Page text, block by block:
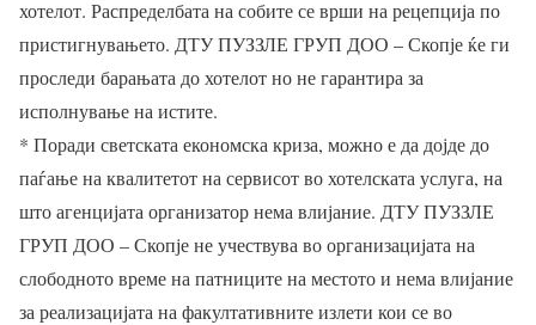
хотелот. Распределбата на собите се врши на рецепција по
пристигнувањето. ДТУ ПУЗЗЛЕ ГРУП ДОО – Скопје ќе ги
проследи барањата до хотелот но не гарантира за
исполнување на истите.
* Поради светската економска криза, можно е да дојде до
паѓање на квалитетот на сервисот во хотелската услуга, на
што агенцијата организатор нема влијание. ДТУ ПУЗЗЛЕ
ГРУП ДОО – Скопје не учествува во организацијата на
слободното време на патниците на местото и нема влијание
за реализацијата на факултативните излети кои се во